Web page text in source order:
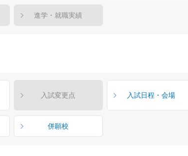
進学・就職実績
入試変更点 入試日程・会場
併願校